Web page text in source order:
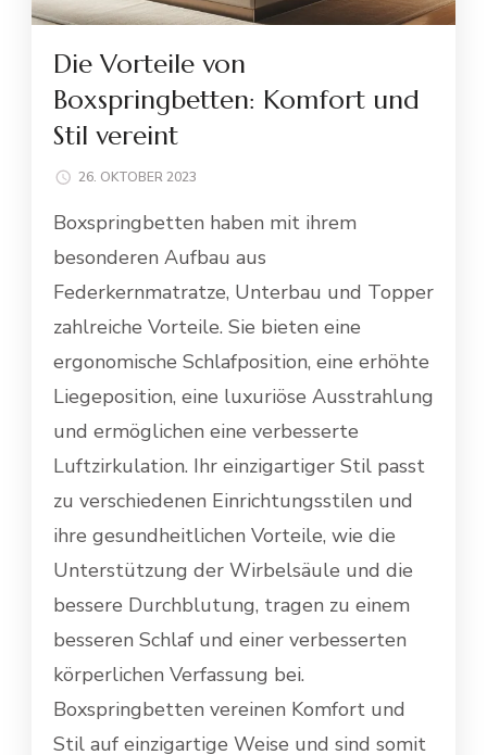
Die Vorteile von
Boxspringbetten: Komfort und
Stil vereint
26. OKTOBER 2023
Boxspringbetten haben mit ihrem
besonderen Aufbau aus
Federkernmatratze, Unterbau und Topper
zahlreiche Vorteile. Sie bieten eine
ergonomische Schlafposition, eine erhöhte
Liegeposition, eine luxuriöse Ausstrahlung
und ermöglichen eine verbesserte
Luftzirkulation. Ihr einzigartiger Stil passt
zu verschiedenen Einrichtungsstilen und
ihre gesundheitlichen Vorteile, wie die
Unterstützung der Wirbelsäule und die
bessere Durchblutung, tragen zu einem
besseren Schlaf und einer verbesserten
körperlichen Verfassung bei.
Boxspringbetten vereinen Komfort und
Stil auf einzigartige Weise und sind somit